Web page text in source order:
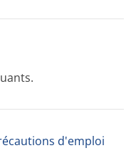
d'emploi